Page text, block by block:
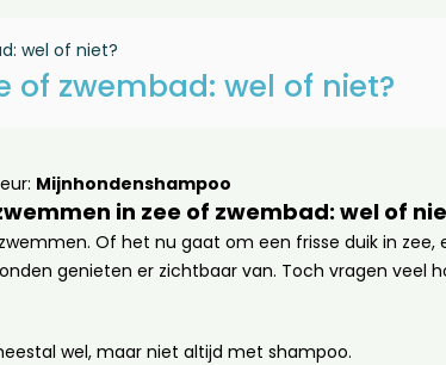
wel of niet?
of zwembad: wel of niet?
Mijnhondenshampoo
in zee of zwembad: wel of
Of het nu gaat om een frisse duik in
genieten er zichtbaar van. Toch vragen veel
wel, maar niet altijd met shampoo.